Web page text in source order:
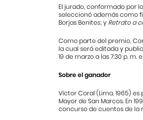
El jurado, conformado por
seleccionó además como
Borjas Benites; y Retrato a
Como parte del premio,
la cual será editada y
19 de marzo a las 7:30 p.
Sobre el ganador
Víctor Coral (Lima, 1965)
Mayor de San Marcos. En
concurso de cuentos de la